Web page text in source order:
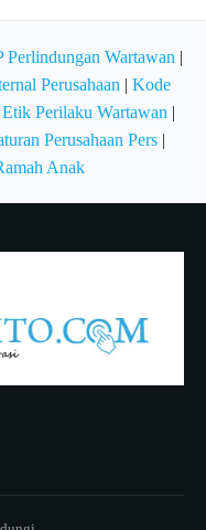
Perlindungan Wartawan |
Perusahaan | Kode
Perilaku Wartawan |
Perusahaan Pers|
Anak